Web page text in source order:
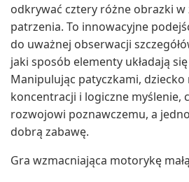
odkrywać cztery różne obrazki w
patrzenia. To innowacyjne
do uważnej obserwacji
jaki sposób elementy układają
Manipulując patyczkami,
koncentracji i logiczne myślenie,
rozwojowi poznawczemu, a
dobrą zabawę.
Gra wzmacniająca motorykę